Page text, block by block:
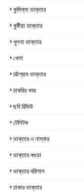
কুমিল্লা ডাক্তার
কুষ্টিয়া ডাক্তার
খুলনা ডাক্তার
খেলা
চট্টগ্রাম ডাক্তার
চাকরির খবর
ছবি রিভিউ
টেলিটক
ডাক্তার ও নাম্বার
ডাক্তার বগুড়া
ডাক্তার বরিশাল
ঢাকার ডাক্তার